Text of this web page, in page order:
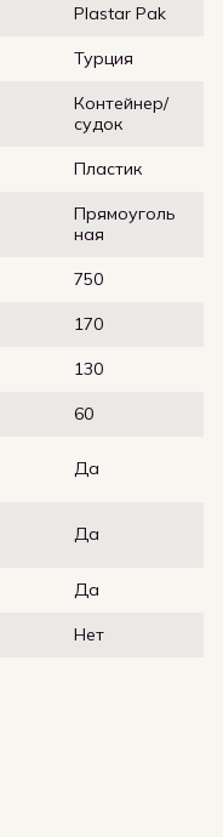
Plastar Pak
Турция
Контейнер/
судок
Пластик
Прямоуголь
ная
750
170
130
60
Да
Да
Да
Нет